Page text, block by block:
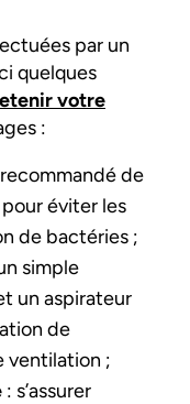
par un
quelques
votre
:
de
éviter les
de bactéries ;
simple
un aspirateur
de
ventilation ;
: s’assurer